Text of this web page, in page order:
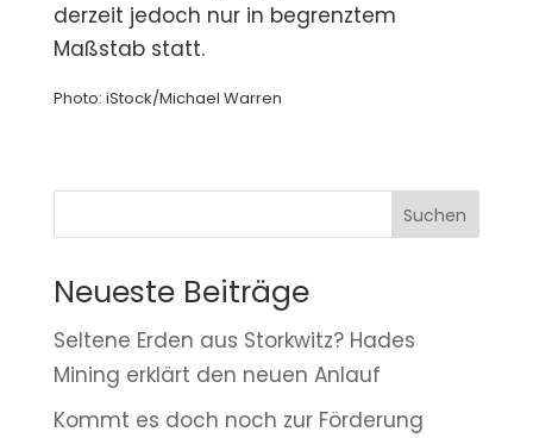
derzeit jedoch nur in begrenztem
Maßstab statt.
Photo: iStock/Michael Warren
Suchen
Neueste Beiträge
Seltene Erden aus Storkwitz? Hades
Mining erklärt den neuen Anlauf
Kommt es doch noch zur Förderung